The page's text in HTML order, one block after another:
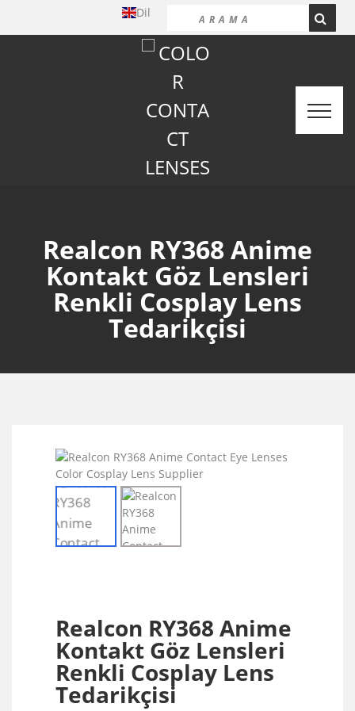
Dil
Realcon RY368 Anime
Kontakt Göz Lensleri
Renkli Cosplay Lens
Tedarikçisi
Realcon RY368 Anime
Kontakt Göz Lensleri
Renkli Cosplay Lens
Tedarikçisi